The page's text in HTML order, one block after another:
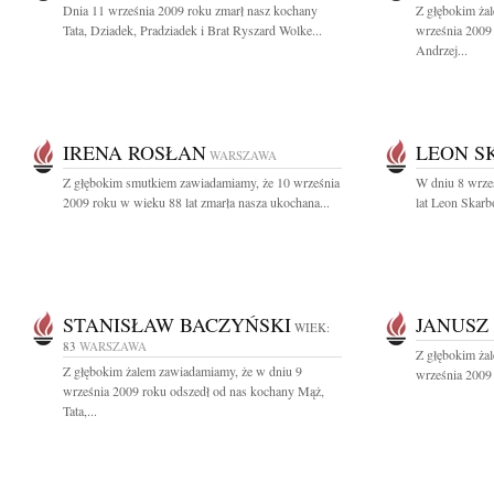
Dnia 11 września 2009 roku zmarł nasz kochany
Tata, Dziadek, Pradziadek i Brat Ryszard Wolke...
Z głębokim
września
Andrzej...
IRENA ROSŁAN WARSZAWA
Z głębokim smutkiem zawiadamiamy, że 10 września
2009 roku w wieku 88 lat zmarła nasza ukochana...
LEON
W dniu 8
lat Leon
STANISŁAW BACZYŃSKI WIEK:
83 WARSZAWA
Z głębokim żalem zawiadamiamy, że w dniu 9
września 2009 roku odszedł od nas kochany Mąż,
Tata,...
Z głębokim
września